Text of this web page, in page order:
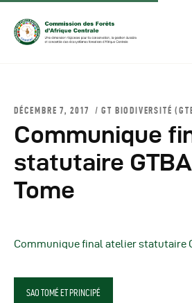
Conseils Des
Comptes Rendus De
Réunions Sous-
Régionales
COMIFAC Newsletter
Réunions Réseaux
CEFDHAC
DÉCEMBRE 7, 2017 GT BIODIVERSITÉ
Communique
statutaire
Tome
Communique final atelier statutaire
SAO TOMÉ ET PRINCIPÉ